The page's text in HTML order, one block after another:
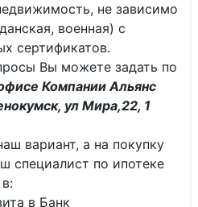
не зависимо
военная) с
сертификатов.
Вы можете задать по
Компании Альянс
ул Мира,22, 1
вариант, а на покупку
специалист по ипотеке
в Банк